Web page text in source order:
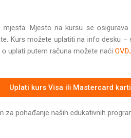
Mjesto na kursu se
Kurs možete uplatiti na info desku
uplati putem računa možete naći
Uplati kurs Visa ili Mastercard
za pohađanje naših edukativnih